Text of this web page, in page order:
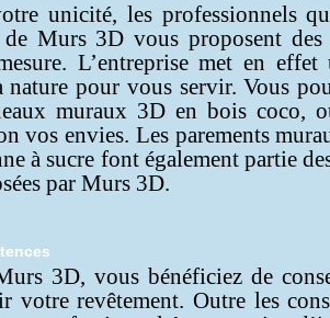
unicité, les professionnels
Murs 3D vous proposent des
L’entreprise met en effet
pour vous servir. Vous
muraux 3D en bois coco,
vos envies. Les parements
à sucre font également partie
par Murs 3D.
3D, vous bénéficiez de
votre revêtement. Outre les